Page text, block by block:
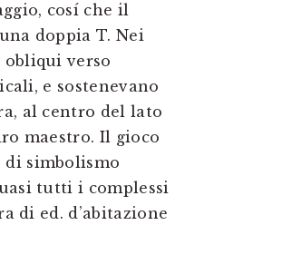
cosí che il
doppia T. Nei
verso
e sostenevano
al centro del lato
maestro. Il gioco
di simbolismo
tutti i complessi
di ed. d’abitazione